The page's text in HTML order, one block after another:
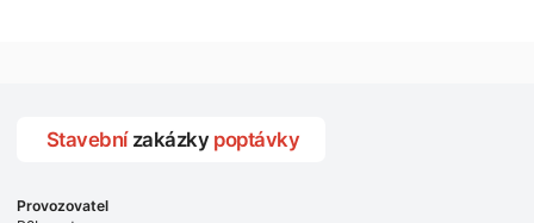
Stavební zakázky poptávky
Provozovatel